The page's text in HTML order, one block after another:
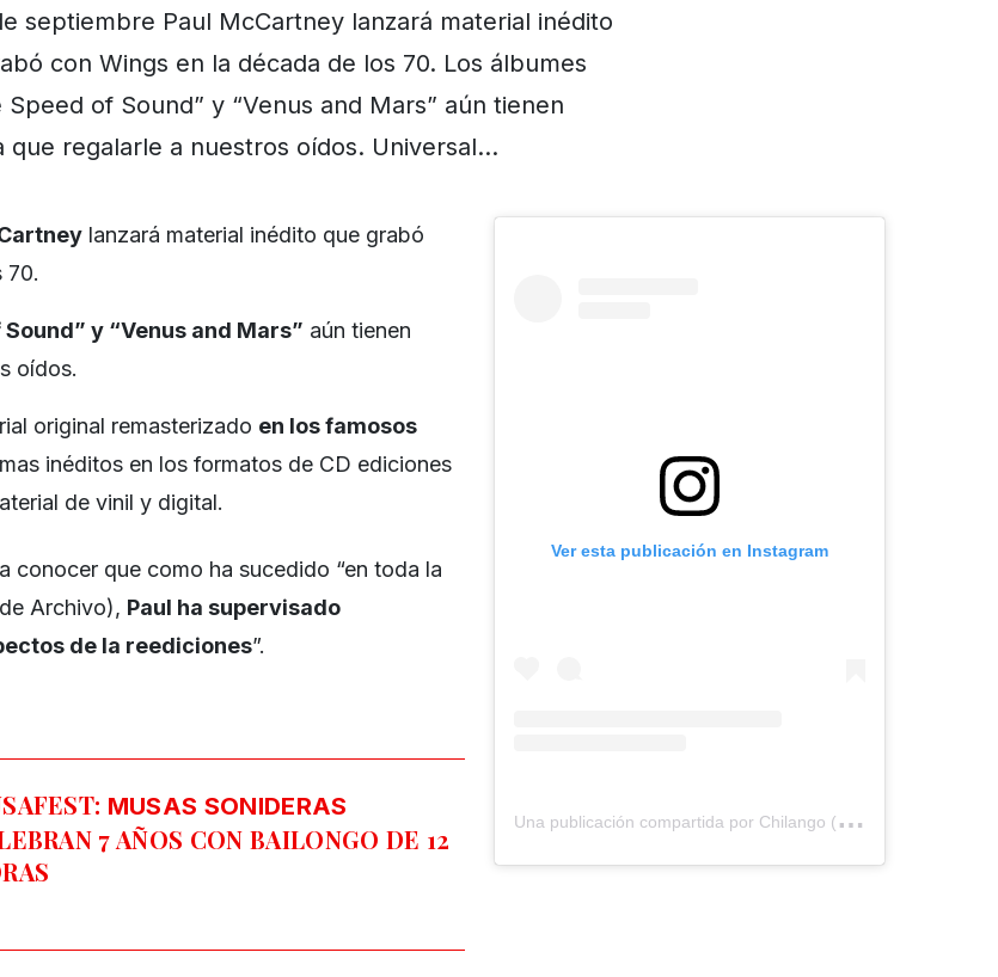
septiembre Paul McCartney lanzará material inédito
con Wings en la década de los 70. Los álbumes
Speed of Sound” y “Venus and Mars” aún tienen
que regalarle a nuestros oídos. Universal…
lanzará material inédito que grabó
70.
y “Venus and Mars” aún tienen
oídos.
original remasterizado en los famosos
inéditos en los formatos de CD ediciones
de vinil y digital.
conocer que como ha sucedido “en toda la
Archivo), Paul ha supervisado
de la reediciones”.
MUSAS SONIDERAS
7 AÑOS CON BAILONGO DE 12
Ver esta publicación en Instagram
U
na publicación compartida por Chilango (@chilangocom)